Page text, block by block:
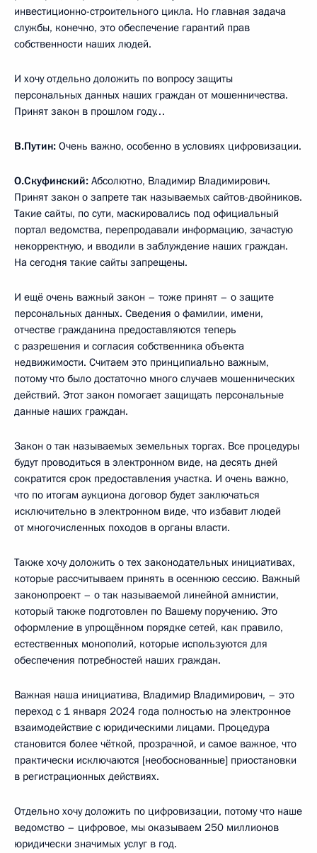
инвестиционно-строительного цикла. Но главная задача
службы, конечно, это обеспечение гарантий прав
собственности наших людей.
И хочу отдельно доложить по вопросу защиты
персональных данных наших граждан от мошенничества.
Принят закон в прошлом году…
В.Путин: Очень важно, особенно в условиях цифровизации.
О.Скуфинский: Абсолютно, Владимир Владимирович.
Принят закон о запрете так называемых сайтов-двойников.
Такие сайты, по сути, маскировались под официальный
портал ведомства, перепродавали информацию, зачастую
некорректную, и вводили в заблуждение наших граждан.
На сегодня такие сайты запрещены.
И ещё очень важный закон – тоже принят – о защите
персональных данных. Сведения о фамилии, имени,
отчестве гражданина предоставляются теперь
с разрешения и согласия собственника объекта
недвижимости. Считаем это принципиально важным,
потому что было достаточно много случаев мошеннических
действий. Этот закон помогает защищать персональные
данные наших граждан.
Закон о так называемых земельных торгах. Все процедуры
будут проводиться в электронном виде, на десять дней
сократится срок предоставления участка. И очень важно,
что по итогам аукциона договор будет заключаться
исключительно в электронном виде, что избавит людей
от многочисленных походов в органы власти.
Также хочу доложить о тех законодательных инициативах,
которые рассчитываем принять в осеннюю сессию. Важный
законопроект – о так называемой линейной амнистии,
который также подготовлен по Вашему поручению. Это
оформление в упрощённом порядке сетей, как правило,
естественных монополий, которые используются для
обеспечения потребностей наших граждан.
Важная наша инициатива, Владимир Владимирович, – это
переход с 1 января 2024 года полностью на электронное
взаимодействие с юридическими лицами. Процедура
становится более чёткой, прозрачной, и самое важное, что
практически исключаются [необоснованные] приостановки
в регистрационных действиях.
Отдельно хочу доложить по цифровизации, потому что наше
ведомство – цифровое, мы оказываем 250 миллионов
юридически значимых услуг в год.